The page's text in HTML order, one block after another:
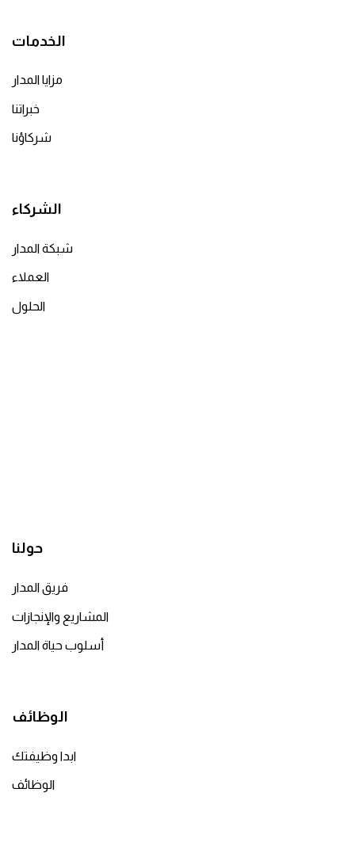
الخدمات
مزايا المدار
خبراتنا
شركاؤنا
الشركاء
شبكة المدار
العملاء
الحلول
حولنا
فريق المدار
المشاريع والإنجازات
أسلوب حياة المدار
الوظائف
ابدا وظيفتك
الوظائف